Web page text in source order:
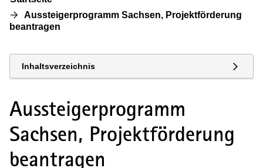
Aussteigerprogramm Sachsen, Projektförderung
beantragen
Inhaltsverzeichnis
Aussteigerprogramm
Sachsen, Projektförderung
beantragen